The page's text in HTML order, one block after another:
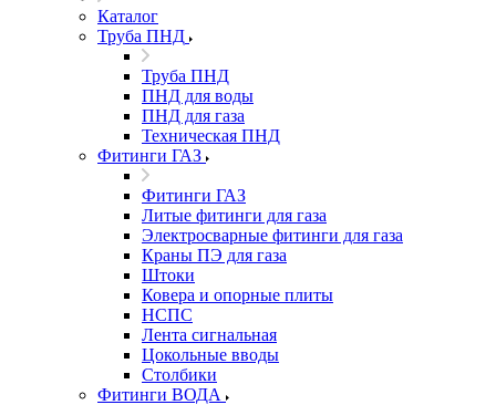
Каталог
Труба ПНД
Труба ПНД
ПНД для воды
ПНД для газа
Техническая ПНД
Фитинги ГАЗ
Фитинги ГАЗ
Литые фитинги для газа
Электросварные фитинги для газа
Краны ПЭ для газа
Штоки
Ковера и опорные плиты
НСПС
Лента сигнальная
Цокольные вводы
Столбики
Фитинги ВОДА